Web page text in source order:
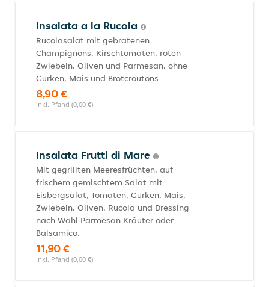
Insalata a la Rucola
Rucolasalat mit gebratenen
Champignons, Kirschtomaten, roten
Zwiebeln, Oliven und Parmesan, ohne
Gurken, Mais und Brotcroutons
8,90 €
inkl. Pfand (0,00 €)
Insalata Frutti di Mare
Mit gegrillten Meeresfrüchten, auf
frischem gemischtem Salat mit
Eisbergsalat, Tomaten, Gurken, Mais,
Zwiebeln, Oliven, Rucola und Dressing
nach Wahl Parmesan Kräuter oder
Balsamico.
11,90 €
inkl. Pfand (0,00 €)